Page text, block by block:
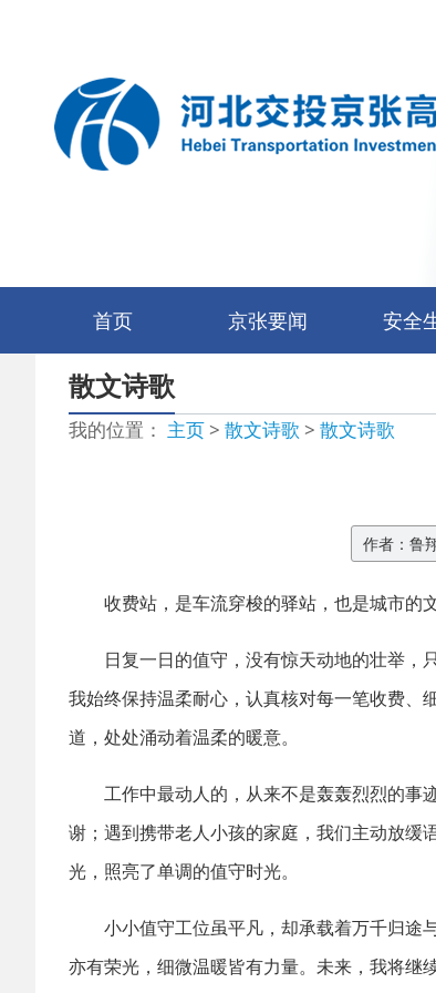
首页 京张要闻 安全
散文诗歌
我的位置： 主页> 散文诗歌 > 散文诗歌
作者：鲁
收费站，是车流穿梭的驿站，也是城市的
日复一日的值守，没有惊天动地的壮举，
我始终保持温柔耐心，认真核对每一笔收费、
道，处处涌动着温柔的暖意。
工作中最动人的，从来不是轰轰烈烈的事
谢；遇到携带老人小孩的家庭，我们主动放缓
光，照亮了单调的值守时光。
小小值守工位虽平凡，却承载着万千归途
亦有荣光，细微温暖皆有力量。未来，我将继